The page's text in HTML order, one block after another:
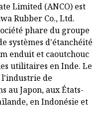
Limited (ANCO) est
Rubber Co., Ltd.
phare du groupe
systèmes d'étanchéité
enduit et caoutchouc
utilitaires en Inde. Le
l'industrie de
au Japon, aux États-
en Indonésie et